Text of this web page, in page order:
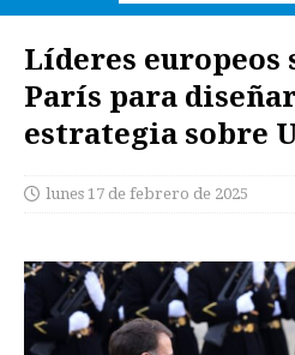
Líderes europeos
París para
estrategia sobre
lunes 17 de febrero de 2025